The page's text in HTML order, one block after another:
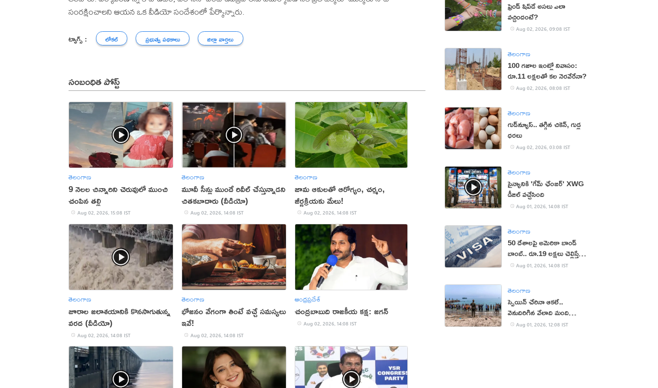
సంరక్షించాలని ఆయన ఒక వీడియో సందేశంలో పేర్కొన్నారు.
ట్యాగ్స్ : లోకల్ ప్రభుత్వ పథకాలు జిల్లా వార్తలు
సంబంధిత పోస్ట్
తెలంగాణ
9 నెలల చిన్నారిని చెరువులో ముంచి
చంపిన తల్లి
Aug 02, 2026, 15:08 IST
తెలంగాణ
మూవీ సీన్లు ముందే రివీల్ చేస్తున్నాడని
చితకబాదారు (వీడియో)
Aug 02, 2026, 14:08 IST
తెలంగాణ
జామ ఆకులతో ఆరోగ్యం, చర్మం,
జీర్ణక్రియకు మేలు!
Aug 02, 2026, 14:08 IST
తెలంగాణ
జూరాల జలాశయానికి కొనసాగుతున్న
వరద (వీడియో)
Aug 02, 2026, 14:08 IST
తెలంగాణ
భోజనం వేగంగా తింటే వచ్చే సమస్యలు
ఇవే!
Aug 02, 2026, 14:08 IST
ఆంధ్రప్రదేశ్
చంద్రబాబుది రాజకీయ కక్ష: జగన్
Aug 02, 2026, 14:08 IST
ఫ్రెండ్ షిప్‌డే అసలు ఎలా
వచ్చిందంటే?
Aug 02, 2026, 09:08 IST
తెలంగాణ
100 గజాల ఇంట్లో నివాసం:
రూ.11 లక్షలతో కల నెరవేరేనా?
Aug 02, 2026, 08:08 IST
తెలంగాణ
గుడ్‌న్యూస్.. తగ్గిన చికెన్, గుడ్ల
ధరలు
Aug 02, 2026, 03:08 IST
తెలంగాణ
సైన్యానికి 'గేమ్ ఛేంజర్' XWG
డీజిల్ వచ్చేసింది
Aug 01, 2026, 14:08 IST
తెలంగాణ
50 దేశాలపై అమెరికా బాండ్
బాంబ్.. రూ.19 లక్షలు చెల్లిస్తేనే
వీసా!Aug 01, 2026, 14:08 IST
తెలంగాణ
స్పెయిన్ చేరినా ఆకలే..
వెనుదిరిగిన వేలాది మంది
వలసదారులు
Aug 01, 2026, 12:08 IST